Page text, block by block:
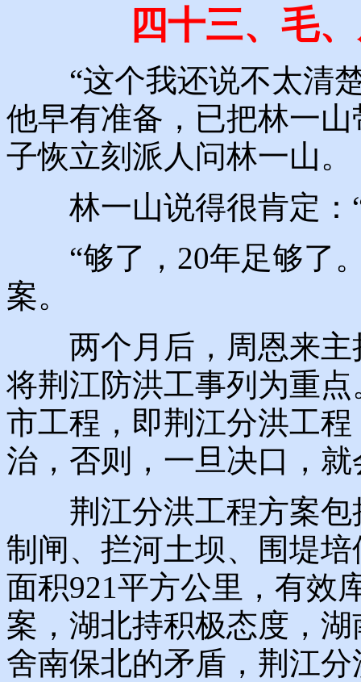
四十三、毛
“这个我还说不太清楚
他早有准备，已把林一
子恢立刻派人问林一山。
林一山说得很肯定：“
“够了，20年足够了。
案。
两个月后，周恩来主
将荆江防洪工事列为重
市工程，即荆江分洪工
治，否则，一旦决口，
荆江分洪工程方案包
制闸、拦河土坝、围堤
面积921平方公里，有效
案，湖北持积极态度，
舍南保北的矛盾，荆江